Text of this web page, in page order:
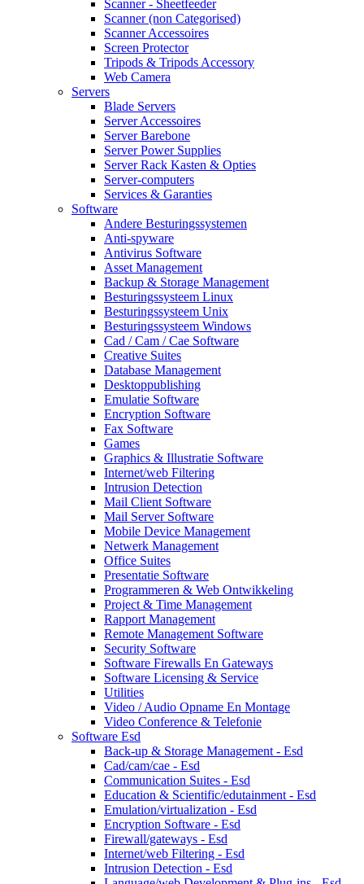
Scanner - Sheetfeeder
Scanner (non Categorised)
Scanner Accessoires
Screen Protector
Tripods & Tripods Accessory
Web Camera
Servers
Blade Servers
Server Accessoires
Server Barebone
Server Power Supplies
Server Rack Kasten & Opties
Server-computers
Services & Garanties
Software
Andere Besturingssystemen
Anti-spyware
Antivirus Software
Asset Management
Backup & Storage Management
Besturingssysteem Linux
Besturingssysteem Unix
Besturingssysteem Windows
Cad / Cam / Cae Software
Creative Suites
Database Management
Desktoppublishing
Emulatie Software
Encryption Software
Fax Software
Games
Graphics & Illustratie Software
Internet/web Filtering
Intrusion Detection
Mail Client Software
Mail Server Software
Mobile Device Management
Netwerk Management
Office Suites
Presentatie Software
Programmeren & Web Ontwikkeling
Project & Time Management
Rapport Management
Remote Management Software
Security Software
Software Firewalls En Gateways
Software Licensing & Service
Utilities
Video / Audio Opname En Montage
Video Conference & Telefonie
Software Esd
Back-up & Storage Management - Esd
Cad/cam/cae - Esd
Communication Suites - Esd
Education & Scientific/edutainment - Esd
Emulation/virtualization - Esd
Encryption Software - Esd
Firewall/gateways - Esd
Internet/web Filtering - Esd
Intrusion Detection - Esd